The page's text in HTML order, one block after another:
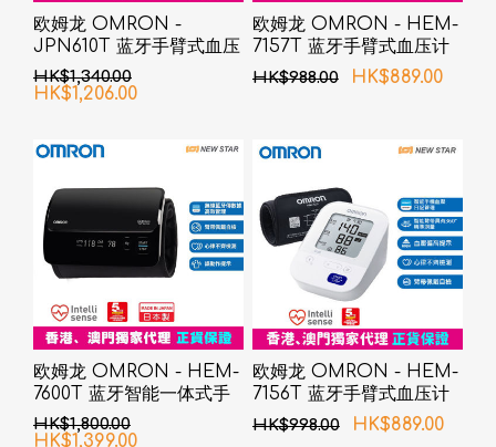
欧姆龙 OMRON -
JPN610T 蓝牙手臂式血压
计
HK$1,340.00
HK$1,206.00
欧姆龙 OMRON - HEM-
7157T 蓝牙手臂式血压计
HK$988.00 HK$889.00
欧姆龙 OMRON - HEM-
7600T 蓝牙智能一体式手
臂血压计
HK$1,800.00
HK$1,399.00
欧姆龙 OMRON - HEM-
7156T 蓝牙手臂式血压计
HK$998.00 HK$889.00